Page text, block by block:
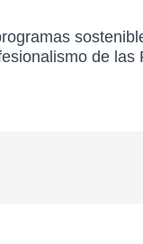
de las